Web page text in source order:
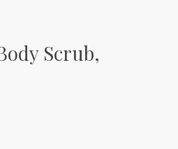
Scrub,